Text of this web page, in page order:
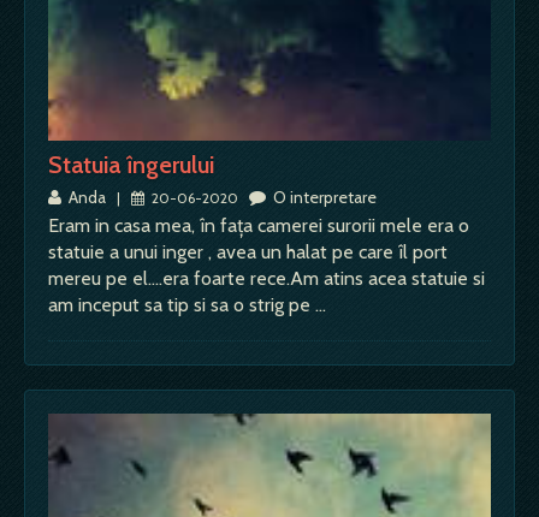
Statuia îngerului
Anda | 20-06-2020 O interpretare
Eram in casa mea, în fața camerei surorii mele era o
statuie a unui inger , avea un halat pe care îl port
mereu pe el....era foarte rece.Am atins acea statuie si
am inceput sa tip si sa o strig pe …